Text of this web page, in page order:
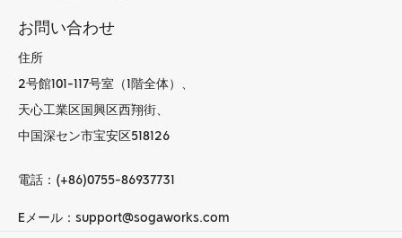
お問い合わせ
住所
2号館101-117号室（1階全体）、
天心工業区国興区西翔街、
中国深セン市宝安区518126
電話：(+86)0755-86937731
Eメール：support@sogaworks.com